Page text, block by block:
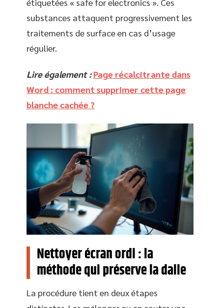
substances attaquent progressivement les
traitements de surface en cas d’usage
régulier.
Lire également : Page récalcitrante dans
Word : comment supprimer cette page
blanche cachée ?
Nettoyer écran ordi : la
méthode qui préserve la dalle
La procédure tient en deux étapes